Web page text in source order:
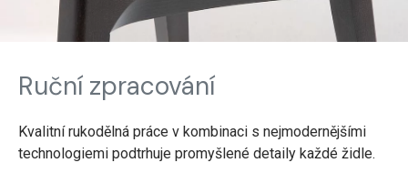
Ruční zpracování
Kvalitní rukodělná práce v kombinaci s nejmodernějšími
technologiemi podtrhuje promyšlené detaily každé židle.